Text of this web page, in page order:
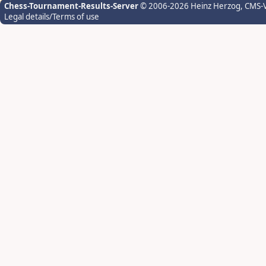
Chess-Tournament-Results-Server© 2006-2026 Heinz Herzog,
Legal details/Terms of use